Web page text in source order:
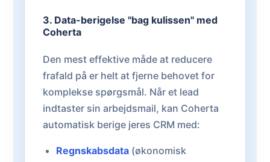
3. Data-berigelse "bag kulissen" med
Coherta
Den mest effektive måde at reducere
frafald på er helt at fjerne behovet for
komplekse spørgsmål. Når et lead
indtaster sin arbejdsmail, kan Coherta
automatisk berige jeres CRM med:
Regnskabsdata(økonomisk